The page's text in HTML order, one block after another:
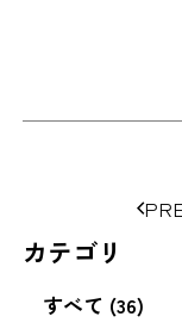
ジ
カテゴリ
すべて (36)